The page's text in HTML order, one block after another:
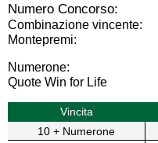
Numero Concorso:
Combinazione vincente:
Montepremi:
Numerone:
Quote Win for Life
Vincita
10 + Numerone